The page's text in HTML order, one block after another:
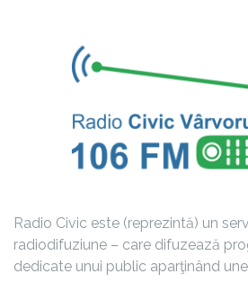
Radio Civic este (reprezintă) un
radiodifuziune – care difuzează
dedicate unui public aparţinând